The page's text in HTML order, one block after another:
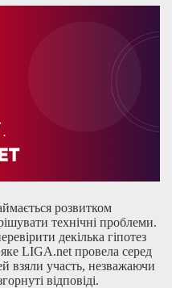
розвитком
технічні проблеми.
декілька гіпотез
LIGA.net провела серед
взяли участь, незважаючи
відповіді.